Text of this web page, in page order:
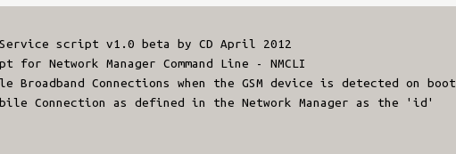
Service script v1.0 beta by CD April 2012
Network Manager Command Line - NMCLI
Connections when the GSM device is detected on boot
Connection as defined in the Network Manager as the 'id'